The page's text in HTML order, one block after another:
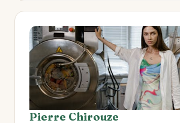
Pierre Chirouze